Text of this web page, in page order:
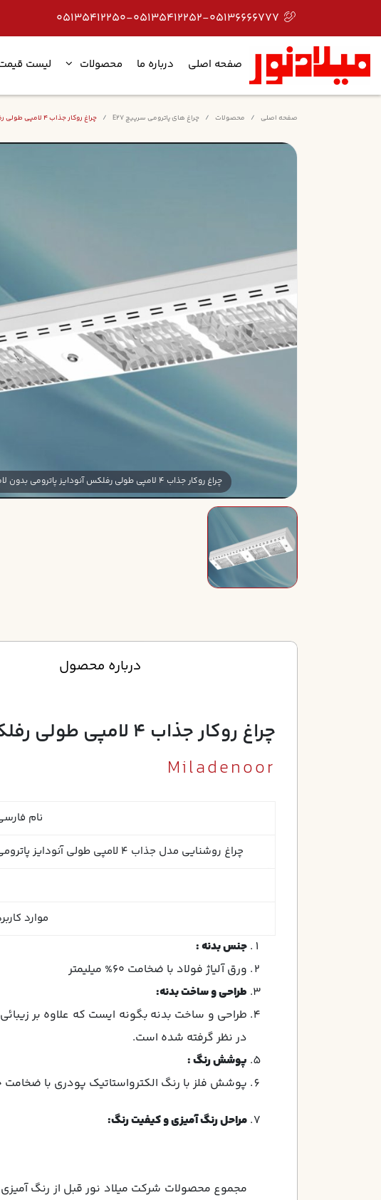
05135412250-05135412252-05136666777
صفحه اصلی درباره ما محصولات لیست
صفحه اصلی محصولات چراغ های پاترومی سرپیچ E27 چراغ روکار جذاب 4 لامپي طولي رفلکس آنودايز پاترومي بدون لامپ
چراغ روکار جذاب 4 لامپي طولي رفلکس آنودايز پاترومي بدون لامپ
درباره محصول
چراغ روکار جذاب 4 لامپي طولي رفلکس آنودايز پاترومي بدون لامپ
Miladenoor
نام
چراغ روشنایی مدل جذاب 4 لامپي طولي آنودایز پاترومی
موارد
جنس بدنه :
ورق آلياژ فولاد با ضخامت 60% ميليمتر
طراحي و ساخت بدنه:
طراحی و ساخت بدنه بگونه ايست كه علاوه بر
در نظر گرفته شده است.
پوشش رنگ :
پوشش فلز با رنگ الكترواستاتيك پودري با ضخامت حداقل 60 ميكرون رنگ آميزي وبا 200 درجه حرارت
مراحل رنگ آمیزی و کیفیت رنگ:
مجموع محصولات شرکت میلاد نور قبل از رنگ